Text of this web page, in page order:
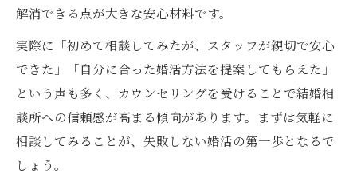
例
福岡で効率重視の結婚相談所カウンセリン
グ体験談
オンライン相談を活かした結婚相談所の使
い方
解消できる点が大きな安心材料です。
実際に「初めて相談してみたが、スタッフが親切で安心
できた」「自分に合った婚活方法を提案してもらえた」
という声も多く、カウンセリングを受けることで結婚相
談所への信頼感が高まる傾向があります。まずは気軽に
相談してみることが、失敗しない婚活の第一歩となるで
しょう。